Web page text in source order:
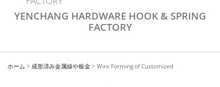
YENCHANG HARDWARE HOOK & SPRING
FACTORY
ホーム > 成形済み金属線や板金> Wire Forming of Customized